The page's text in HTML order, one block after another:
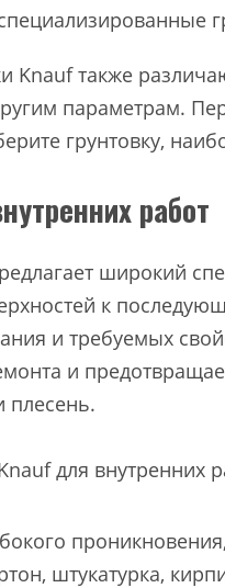
Knauf также
параметрам.
грунтовку,
работ
широкий
к
и требуемых
и
плесень.
для внутренних
штукатурка,